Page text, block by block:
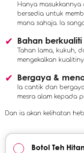
Hanya
bersedia untuk
mana sahaja. Ia
Bahan
Tahan lama, kukuh,
mengekalkan
Bergaya &
Ia cantik dan
mesra alam kepada
Dan ia akan kelihatan
Botol Teh